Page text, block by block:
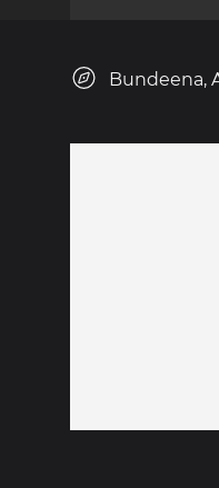
Bundeena,